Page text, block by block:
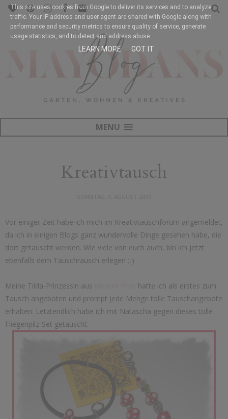
MENU
Kreativtausch
Vor einiger Zeit habe ich mich im Kreativtauschforum angemeldet,
da ich in einigen Blogs ganz wundervolle Dinge gesehen habe, die
dort getauscht werden. Wie viele von euch auch, bin ich jetzt
ebenfalls dem Tauschrausch erlegen ;-)
Meine Tilda-Prinzessin aus
hatte ich als erstes zum
Tausch angeboten und prompt jede Menge tolle Tauschangebote
erhalten. Letztendlich habe ich mit Natascha gegen dieses tolle
Fliegenpilz-Set getauscht.
This site uses cookies from Google to deliver its services and to analyze
traffic. Your IP address and user-agent are shared with Google along with
performance and security metrics to ensure quality of service, generate
usage statistics, and to detect and address abuse.
LEARN MORE GOT IT